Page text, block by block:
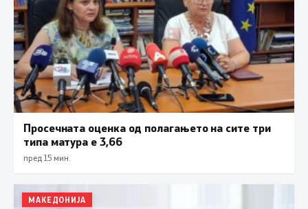
Просечната оценка од полагањето на сите три
типа матура е 3,66
пред 15 мин.
МАКЕДОНИЈА